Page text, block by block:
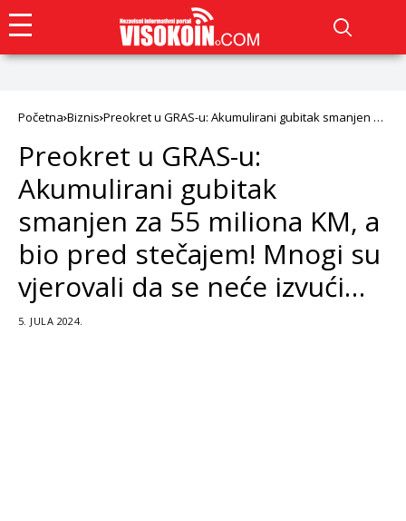
Početna Biznis Preokret u GRAS-u: Akumulirani gubitak smanjen za
vjerovali da se neće izvući…
Preokret u GRAS-u:
Akumulirani gubitak
smanjen za 55 miliona KM, a
bio pred stečajem! Mnogi su
vjerovali da se neće izvući…
5. JULA 2024.